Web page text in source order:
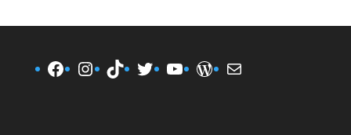
Facebook
Instagram
TikTokTwitterYouTube
WordPress
E-Mail